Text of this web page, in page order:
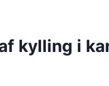
kylling i